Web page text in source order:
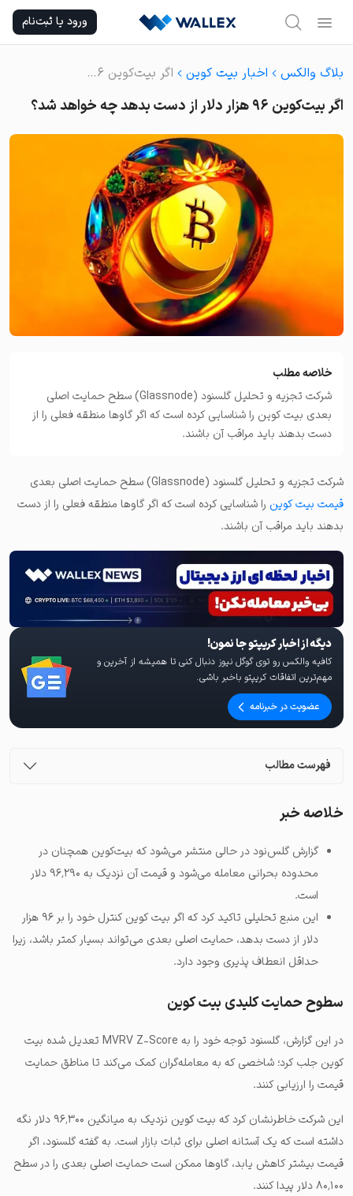
content
ورود یا ثبت‌نام
بلاگ والکس اخبار بیت کوین اگر بیت‌کوین ۹۶ هزار دلار از دست بدهد چه خواهد شد؟
اگر بیت‌کوین ۹۶ هزار دلار از دست بدهد چه خواهد شد؟
خلاصه مطلب
شرکت تجزیه و تحلیل گلسنود (Glassnode) سطح حمایت اصلی
بعدی بیت کوین را شناسایی کرده است که اگر گاوها منطقه فعلی را از
دست بدهند باید مراقب آن باشند.
شرکت تجزیه و تحلیل گلسنود (Glassnode) سطح حمایت اصلی بعدی
قیمت بیت کوین را شناسایی کرده است که اگر گاوها منطقه فعلی را از دست
بدهند باید مراقب آن باشند.
دیگه از اخبار کریپتو جا نمون!
کافیه والکس رو توی گوگل نیوز دنبال کنی تا همیشه از آخرین و
مهم‌ترین اتفاقات کریپتو باخبر باشی.
عضویت در خبرنامه
فهرست مطالب
خلاصه خبر
گزارش گلس‌نود در حالی منتشر می‌شود که بیت‌کوین همچنان در
محدوده بحرانی معامله می‌شود و قیمت آن نزدیک به ۹۶٬۲۹۰ دلار
است.
این منبع تحلیلی تاکید کرد که اگر بیت کوین کنترل خود را بر ۹۶ هزار
دلار از دست بدهد، حمایت اصلی بعدی می‌تواند بسیار کمتر باشد، زیرا
حداقل انعطاف پذیری وجود دارد.
سطوح حمایت کلیدی بیت کوین
در این گزارش، گلسنود توجه خود را به MVRV Z-Score تعدیل شده بیت
کوین جلب کرد؛ شاخصی که به معامله‌گران کمک می‌کند تا مناطق حمایت
قیمت را ارزیابی کنند.
این شرکت خاطرنشان کرد که بیت کوین نزدیک به میانگین ۹۶٬۳۰۰ دلار نگه
داشته است که یک آستانه اصلی برای ثبات بازار است. به گفته گلسنود، اگر
قیمت بیشتر کاهش یابد، گاوها ممکن است حمایت اصلی بعدی را در سطح
۸۰٬۱۰۰ دلار پیدا کنند.